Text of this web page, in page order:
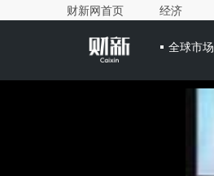
财新网首页 经济
全球市场